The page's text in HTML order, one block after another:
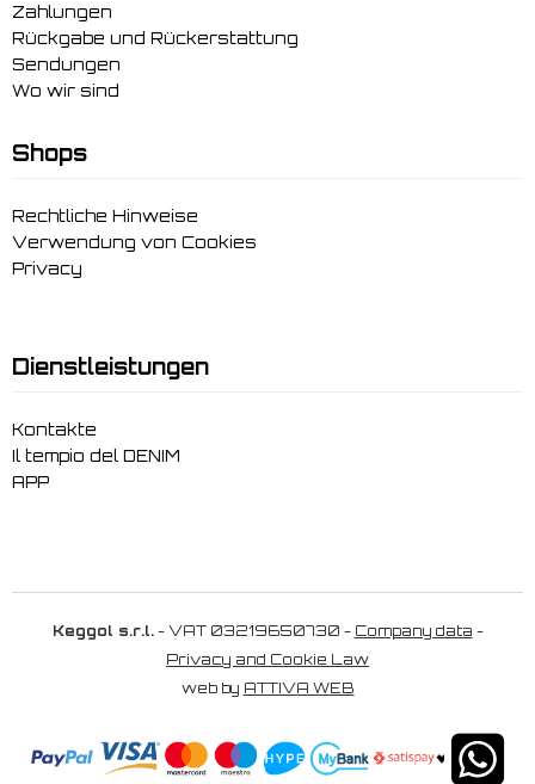
Zahlungen
Rückgabe und Rückerstattung
Sendungen
Wo wir sind
Shops
Rechtliche Hinweise
Verwendung von Cookies
Privacy
Dienstleistungen
Kontakte
Il tempio del DENIM
APP
Keggol s.r.l.- VAT 03219650730 - Company data -
Privacy and Cookie Law
web by ATTIVA WEB